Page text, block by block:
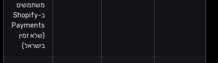
משתמשים
ב-Shopify
Payments
(שלא זמין
בישראל)